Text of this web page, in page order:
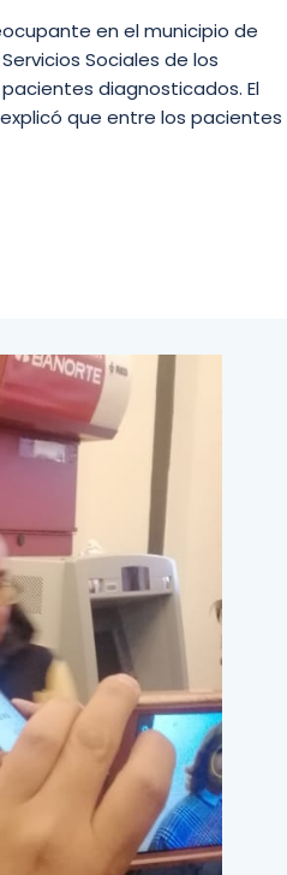
en el municipio de
Sociales de los
diagnosticados. El
que entre los pacientes